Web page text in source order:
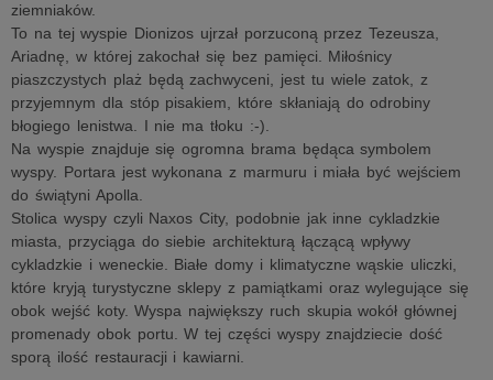
ziemniaków.
To na tej wyspie Dionizos ujrzał porzuconą przez Tezeusza,
Ariadnę, w której zakochał się bez pamięci. Miłośnicy
piaszczystych plaż będą zachwyceni, jest tu wiele zatok, z
przyjemnym dla stóp pisakiem, które skłaniają do odrobiny
błogiego lenistwa. I nie ma tłoku :-).
Na wyspie znajduje się ogromna brama będąca symbolem
wyspy. Portara jest wykonana z marmuru i miała być wejściem
do świątyni Apolla.
Stolica wyspy czyli Naxos City, podobnie jak inne cykladzkie
miasta, przyciąga do siebie architekturą łączącą wpływy
cykladzkie i weneckie. Białe domy i klimatyczne wąskie uliczki,
które kryją turystyczne sklepy z pamiątkami oraz wylegujące się
obok wejść koty. Wyspa największy ruch skupia wokół głównej
promenady obok portu. W tej części wyspy znajdziecie dość
sporą ilość restauracji i kawiarni.